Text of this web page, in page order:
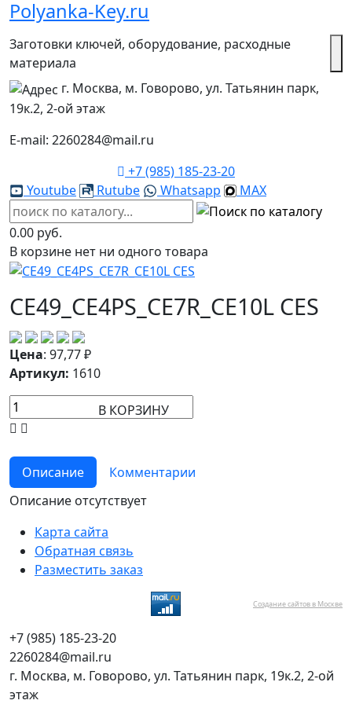
Polyanka-Key.ru
Заготовки ключей, оборудование, расходные
материала
г. Москва, м. Говорово, ул. Татьянин парк,
19к.2, 2-ой этаж
E-mail: 2260284@mail.ru
+7 (985) 185-23-20
Youtube
Rutube Whatsapp MAX
0.00 руб.
В корзине нет ни одного товара
CE49_CE4PS_CE7R_CE10L CES
Цена: 97,77₽
Артикул: 1610
В КОРЗИНУ
Описание
Комментарии
Описание отсутствует
Карта сайта
Обратная связь
Разместить заказ
Создание сайтов в Москве
+7 (985) 185-23-20
2260284@mail.ru
г. Москва, м. Говорово, ул. Татьянин парк, 19к.2, 2-ой
этаж